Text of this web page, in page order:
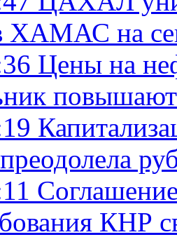
ХАМАС на
Цены на
КНР